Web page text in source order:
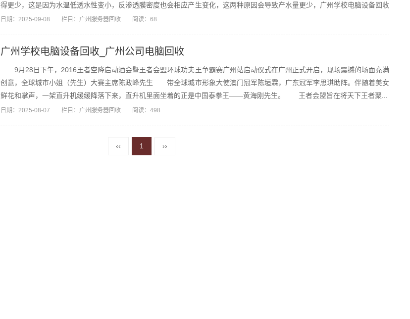
得更少，这是因为水温低透水性变小，反渗透膜密度也会相应产生变化，这两种原因会导致产水量更少，广州学校电脑设备回收
我们...
日期： 2025-09-08 栏目： 广州服务器回收 阅读：68
广州学校电脑设备回收_广州公司电脑回收
9月28日下午，2016王者空降启动酒会暨王者会盟环球功夫王争霸赛广州站启动仪式在广州正式开启，现场震撼的场面充满
创意，全球城市小姐（先生）大赛主席陈政峰先生 带全球城市形象大使澳门冠军陈垣霖，广东冠军李思琪助阵。伴随着美女
鲜花和掌声，一架直升机缓缓降落下来，直升机里面坐着的正是中国泰拳王——黄海刚先生。 王者会盟旨在将天下王者聚...
日期： 2025-08-07 栏目： 广州服务器回收 阅读：498
‹‹ 1 ››